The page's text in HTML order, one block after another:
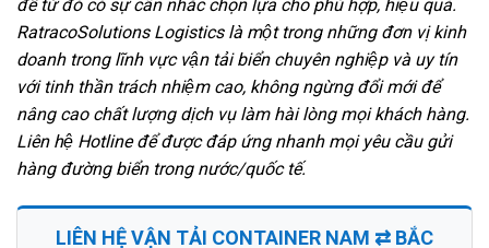
để từ đó có sự cân nhắc chọn lựa cho phù hợp, hiệu quả.
RatracoSolutions Logistics là một trong những đơn vị kinh
doanh trong lĩnh vực vận tải biển chuyên nghiệp và uy tín
với tinh thần trách nhiệm cao, không ngừng đổi mới để
nâng cao chất lượng dịch vụ làm hài lòng mọi khách hàng.
Liên hệ Hotline để được đáp ứng nhanh mọi yêu cầu gửi
hàng đường biển trong nước/quốc tế.
LIÊN HỆ VẬN TẢI CONTAINER NAM ⇄ BẮC